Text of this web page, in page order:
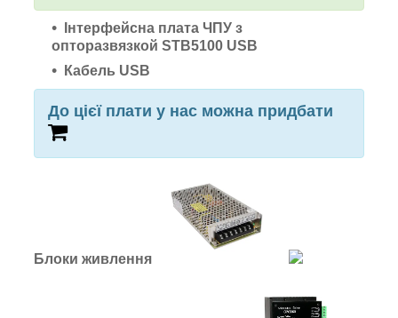
Інтерфейсна плата ЧПУ з
опторазвязкой STB5100 USB
Кабель USB
До цієї плати у нас можна придбати
Блоки живлення